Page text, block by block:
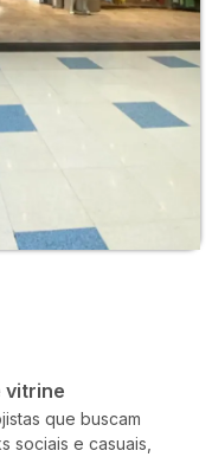
vitrine
que buscam
sociais e casuais,